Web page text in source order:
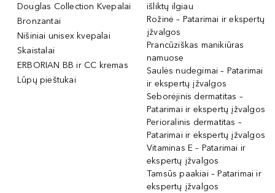
Douglas Collection Kvepalai
Bronzantai
Nišiniai unisex kvepalai
Skaistalai
ERBORIAN BB ir CC kremas
Lūpų pieštukai
išliktų ilgiau
Rožinė – Patarimai ir ekspertų
įžvalgos
Prancūziškas manikiūras
namuose
Saulės nudegimai – Patarimai
ir ekspertų įžvalgos
Seborėjinis dermatitas –
Patarimai ir ekspertų įžvalgos
Perioralinis dermatitas –
Patarimai ir ekspertų įžvalgos
Vitaminas E – Patarimai ir
ekspertų įžvalgos
Tamsūs paakiai – Patarimai ir
ekspertų įžvalgos